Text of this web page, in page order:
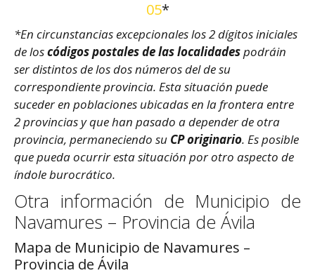
05*
*En circunstancias excepcionales los 2 dígitos iniciales
de loscódigos postales de las localidadespodráin
ser distintos de los dos números del de su
correspondiente provincia. Esta situación puede
suceder en poblaciones ubicadas en la frontera entre
2 provincias y que han pasado a depender de otra
provincia, permaneciendo su CP originario. Es posible
que pueda ocurrir esta situación por otro aspecto de
índole burocrático.
Otra información de Municipio de
Navamures – Provincia de Ávila
Mapa de Municipio de Navamures –
Provincia de Ávila